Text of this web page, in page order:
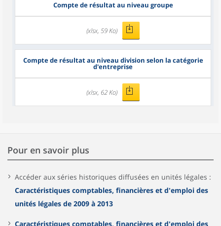
Compte de résultat au niveau groupe
(xlsx, 59 Ko)
Compte de résultat au niveau division selon la catégorie
d'entreprise
(xlsx, 62 Ko)
Pour en savoir plus
Accéder aux séries historiques diffusées en unités légales :
Caractéristiques comptables, financières et d'emploi des
unités légales de 2009 à 2013
Caractéristiques comptables, financières et d'emploi des